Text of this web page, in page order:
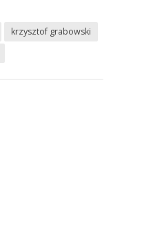
krzysztof grabowski